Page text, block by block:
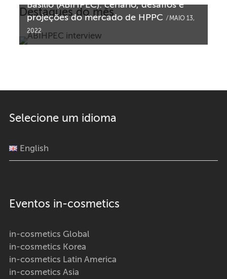
Destaques do mês
Basilio (ABIHPEC): cenário, desafios e
projeções do mercado de HPPC
MAIO 13,
2022
Selecione um idioma
English
Eventos in-cosmetics
in-cosmetics Global
in-cosmetics Korea
in-cosmetics Latin America
in-cosmetics Asia